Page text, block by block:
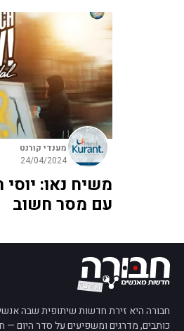
מענדי קורנט
24/04/2024
משיח נאו:
עם מסר חשוב
חבורה היא זירת חדשות שיתופית שבה
כותבים, מדרגים ומשפיעים על סדר היום —